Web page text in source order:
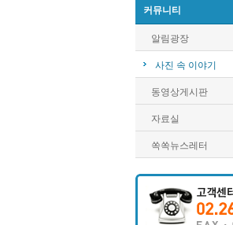
커뮤니티
알림광장
사진 속 이야기
동영상게시판
자료실
쏙쏙뉴스레터